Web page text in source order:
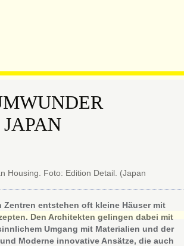
entstehen oft kleine Häuser mit
Den Architekten gelingen dabei mit
Umgang mit Materialien und der
Moderne innovative Ansätze, die auch